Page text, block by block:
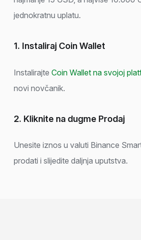
jednokratnu uplatu.
1. Instaliraj Coin Wallet
Instalirajte Coin Wallet na svojoj
novi novčanik.
2. Kliknite na dugme Prodaj
Unesite iznos u valuti Binance
prodati i slijedite daljnja uputstva.